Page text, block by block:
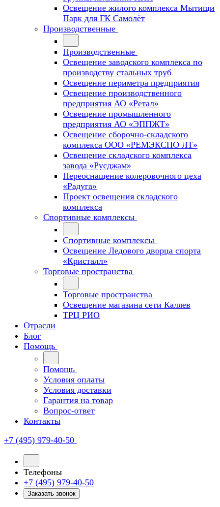
Освещение жилого комплекса Мытищи
Парк для ГК Самолёт
Производственные
Производственные
Освещение заводского комплекса по
производству стальных труб
Освещение периметра предприятия
Освещение производственного
предприятия АО «Ретал»
Освещение промышленного
предприятия АО «ЭППЖТ»
Освещение сборочно-складского
комплекса ООО «РЕМЭКСПО ЛТ»
Освещение складского комплекса
завода «Русджам»
Переоснащение колеровочного цеха
«Радуга»
Проект освещения складского
комплекса
Спортивные комплексы
Спортивные комплексы
Освещение Ледового дворца спорта
«Кристалл»
Торговые пространства
Торговые пространства
Освещение магазина сети Каляев
ТРЦ РИО
Отрасли
Блог
Помощь
Помощь
Условия оплаты
Условия доставки
Гарантия на товар
Вопрос-ответ
Контакты
+7 (495) 979-40-50
Телефоны
+7 (495) 979-40-50
Заказать звонок